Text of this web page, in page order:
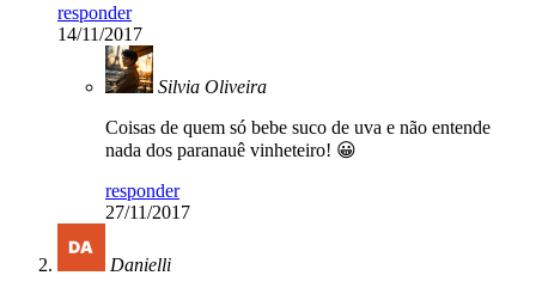
responder
14/11/2017
Silvia Oliveira
Coisas de quem só bebe suco de uva e não entende
nada dos paranauê vinheteiro! 😀
responder
27/11/2017
Danielli